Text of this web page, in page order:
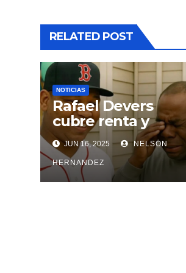
RELATED POST
NOTICIAS
Rafael Devers
cubre renta y
entrega vivienda a
exentrenador en
RD
JUN 16, 2025 NELSON
HERNANDEZ